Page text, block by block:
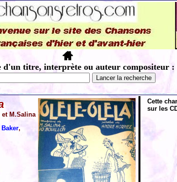
d'un titre, interprète ou auteur compositeur :
M.Salina
,
Cette
sur les